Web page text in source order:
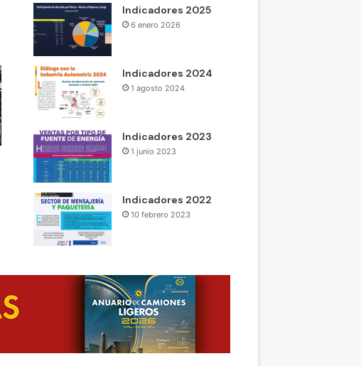
Indicadores 2025
6 enero 2026
Indicadores 2024
1 agosto 2024
Indicadores 2023
1 junio 2023
Indicadores 2022
10 febrero 2023